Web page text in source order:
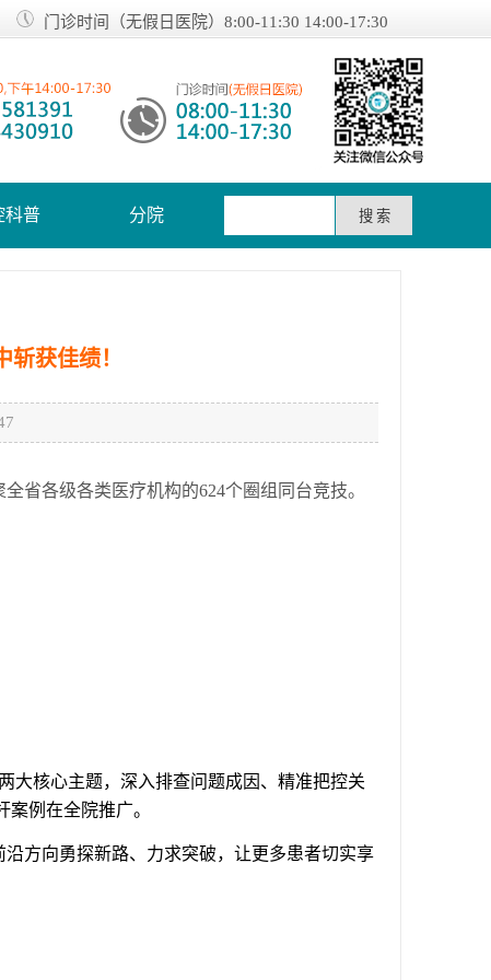
门诊时间（无假日医院）8:00-11:30 14:00-17:30
科普 分院
获佳绩！
省各级各类医疗机构的624个圈组同台竞技。
两大核心主题，深入排查问题成因、精准把控关
例在全院推广。
方向勇探新路、力求突破，让更多患者切实享